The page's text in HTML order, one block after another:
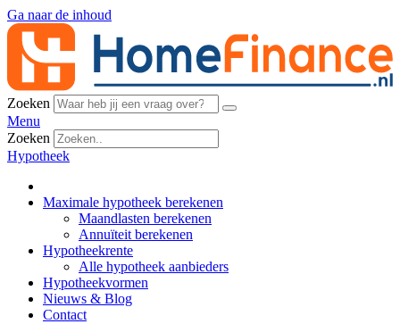
Ga naar de inhoud
Zoeken
Menu
Zoeken
Hypotheek
Maximale hypotheek berekenen
Maandlasten berekenen
Annuïteit berekenen
Hypotheekrente
Alle hypotheek aanbieders
Hypotheekvormen
Nieuws & Blog
Contact